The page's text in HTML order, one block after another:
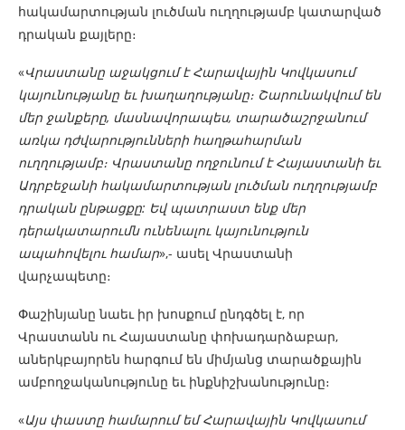
հակամարտության լուծման ուղղությամբ կատարված
դրական քայլերը։
«Վրաստանը աջակցում է Հարավային Կովկասում
կայունությանը եւ խաղաղությանը։ Շարունակվում են
մեր ջանքերը, մասնավորապես, տարածաշրջանում
առկա դժվարությունների հաղթահարման
ուղղությամբ։ Վրաստանը ողջունում է Հայաստանի եւ
Ադրբեջանի հակամարտության լուծման ուղղությամբ
դրական ընթացքը: Եվ պատրաստ ենք մեր
դերակատարումն ունենալու կայունություն
ապահովելու համար»,- ասել Վրաստանի
վարչապետը։
Փաշինյանը նաեւ իր խոսքում ընդգծել է, որ
Վրաստանն ու Հայաստանը փոխադարձաբար,
աներկբայորեն հարգում են միմյանց տարածքային
ամբողջականությունը եւ ինքնիշխանությունը։
«Այս փաստը համարում եմ Հարավային Կովկասում